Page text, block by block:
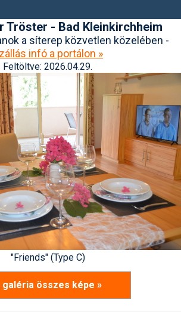
Tröster - Bad Kleinkirchheim
a síterep közvetlen közelében -
infó a portálon »
Feltöltve: 2026.04.29.
"Friends" (Type C)
galéria összes képe »